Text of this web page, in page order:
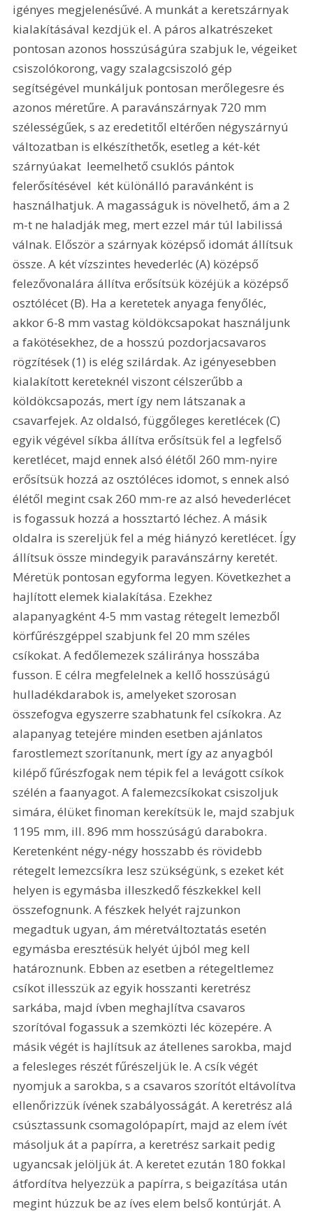
igényes megjelenésűvé. A munkát a keretszárnyak
kialakításával kezdjük el. A páros alkatrészeket
pontosan azonos hosszúságúra szabjuk le, végeiket
csiszolókorong, vagy szalagcsiszoló gép
segítségével munkáljuk pontosan merőlegesre és
azonos méretűre. A paravánszárnyak 720 mm
szélességűek, s az eredetitől eltérően négyszárnyú
változatban is elkészíthetők, esetleg a két-két
szárnyúakat  leemelhető csuklós pántok
felerősítésével  két különálló paravánként is
használhatjuk. A magasságuk is növelhető, ám a 2
m-t ne haladják meg, mert ezzel már túl labilissá
válnak. Először a szárnyak középső idomát állítsuk
össze. A két vízszintes hevederléc (A) középső
felezővonalára állítva erősítsük közéjük a középső
osztólécet (B). Ha a keretetek anyaga fenyőléc,
akkor 6-8 mm vastag köldökcsapokat használjunk
a fakötésekhez, de a hosszú pozdorjacsavaros
rögzítések (1) is elég szilárdak. Az igényesebben
kialakított kereteknél viszont célszerűbb a
köldökcsapozás, mert így nem látszanak a
csavarfejek. Az oldalsó, függőleges keretlécek (C)
egyik végével síkba állítva erősítsük fel a legfelső
keretlécet, majd ennek alsó élétől 260 mm-nyire
erősítsük hozzá az osztóléces idomot, s ennek alsó
élétől megint csak 260 mm-re az alsó hevederlécet
is fogassuk hozzá a hossztartó léchez. A másik
oldalra is szereljük fel a még hiányzó keretlécet. Így
állítsuk össze mindegyik paravánszárny keretét.
Méretük pontosan egyforma legyen. Következhet a
hajlított elemek kialakítása. Ezekhez
alapanyagként 4-5 mm vastag rétegelt lemezből
körfűrészgéppel szabjunk fel 20 mm széles
csíkokat. A fedőlemezek száliránya hosszába
fusson. E célra megfelelnek a kellő hosszúságú
hulladékdarabok is, amelyeket szorosan
összefogva egyszerre szabhatunk fel csíkokra. Az
alapanyag tetejére minden esetben ajánlatos
farostlemezt szorítanunk, mert így az anyagból
kilépő fűrészfogak nem tépik fel a levágott csíkok
szélén a faanyagot. A falemezcsíkokat csiszoljuk
simára, élüket finoman kerekítsük le, majd szabjuk
1195 mm, ill. 896 mm hosszúságú darabokra.
Keretenként négy-négy hosszabb és rövidebb
rétegelt lemezcsíkra lesz szükségünk, s ezeket két
helyen is egymásba illeszkedő fészkekkel kell
összefognunk. A fészkek helyét rajzunkon
megadtuk ugyan, ám méretváltoztatás esetén
egymásba eresztésük helyét újból meg kell
határoznunk. Ebben az esetben a rétegeltlemez
csíkot illesszük az egyik hosszanti keretrész
sarkába, majd ívben meghajlítva csavaros
szorítóval fogassuk a szemközti léc közepére. A
másik végét is hajlítsuk az átellenes sarokba, majd
a felesleges részét fűrészeljük le. A csík végét
nyomjuk a sarokba, s a csavaros szorítót eltávolítva
ellenőrizzük ívének szabályosságát. A keretrész alá
csúsztassunk csomagolópapírt, majd az elem ívét
másoljuk át a papírra, a keretrész sarkait pedig
ugyancsak jelöljük át. A keretet ezután 180 fokkal
átfordítva helyezzük a papírra, s beigazítása után
megint húzzuk be az íves elem belső kontúrját. A